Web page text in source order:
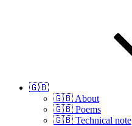
🇬🇧
🇬🇧 About
🇬🇧 Poems
🇬🇧 Technical note